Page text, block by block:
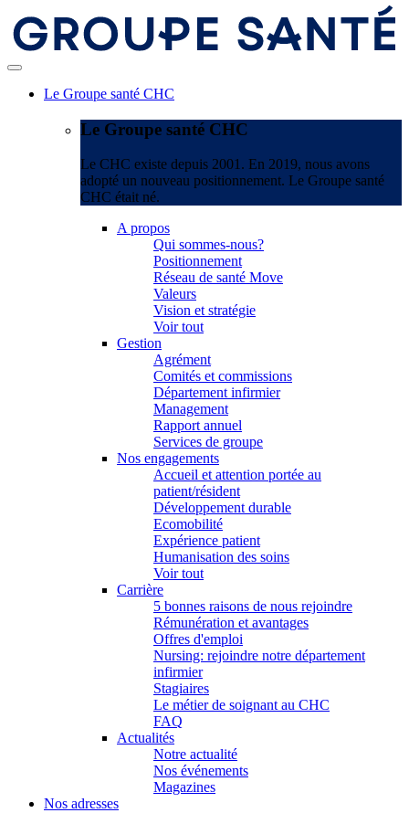
Le Groupe santé CHC
Le Groupe santé CHC
Le CHC existe depuis 2001. En 2019, nous avons
adopté un nouveau positionnement. Le Groupe santé
CHC était né.
A propos
Qui sommes-nous?
Positionnement
Réseau de santé Move
Valeurs
Vision et stratégie
Voir tout
Gestion
Agrément
Comités et commissions
Département infirmier
Management
Rapport annuel
Services de groupe
Nos engagements
Accueil et attention portée au
patient/résident
Développement durable
Ecomobilité
Expérience patient
Humanisation des soins
Voir tout
Carrière
5 bonnes raisons de nous rejoindre
Rémunération et avantages
Offres d'emploi
Nursing: rejoindre notre département
infirmier
Stagiaires
Le métier de soignant au CHC
FAQ
Actualités
Notre actualité
Nos événements
Magazines
Nos adresses